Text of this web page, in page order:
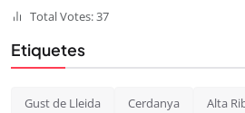
Total Votes: 37
Etiquetes
Gust de Lleida Cerdanya Alta